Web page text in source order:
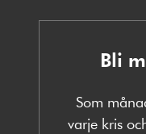
Bli
Som
varje kris